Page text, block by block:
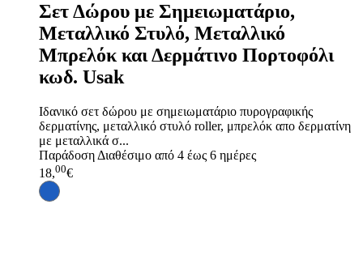
Σετ Δώρου με Σημειωματάριο,
Μεταλλικό Στυλό, Μεταλλικό
Μπρελόκ και Δερμάτινο Πορτοφόλι
κωδ. Usak
Ιδανικό σετ δώρου με σημειωματάριο πυρογραφικής
δερματίνης, μεταλλικό στυλό roller, μπρελόκ απο δερματίνη
με μεταλλικά σ...
Παράδοση Διαθέσιμο από 4 έως 6 ημέρες
18,00€